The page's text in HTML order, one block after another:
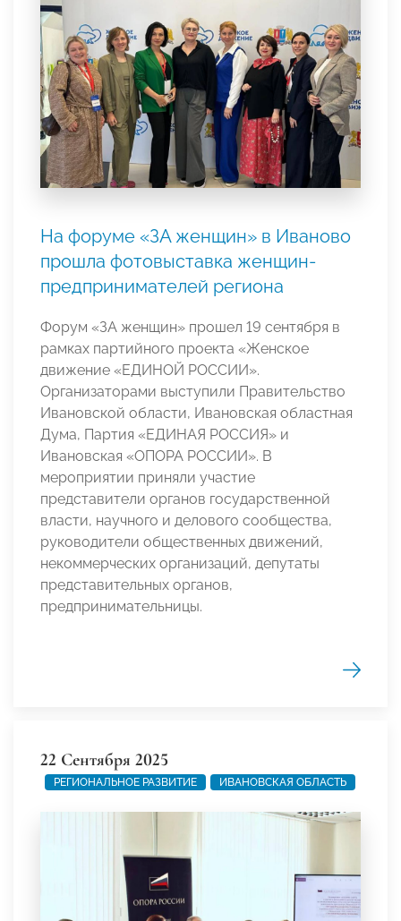
На форуме «ЗА женщин» в Иваново
прошла фотовыставка женщин-
предпринимателей региона
Форум «ЗА женщин» прошел 19 сентября в
рамках партийного проекта «Женское
движение «ЕДИНОЙ РОССИИ».
Организаторами выступили Правительство
Ивановской области, Ивановская областная
Дума, Партия «ЕДИНАЯ РОССИЯ» и
Ивановская «ОПОРА РОССИИ». В
мероприятии приняли участие
представители органов государственной
власти, научного и делового сообщества,
руководители общественных движений,
некоммерческих организаций, депутаты
представительных органов,
предпринимательницы.
22 Сентября 2025
РЕГИОНАЛЬНОЕ РАЗВИТИЕ ИВАНОВСКАЯ ОБЛАСТЬ